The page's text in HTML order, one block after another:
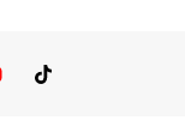
You TubeTikTok